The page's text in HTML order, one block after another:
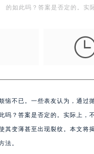
的如此吗？答案是否定的。实
恼不已。一些表友认为，通过
吗？答案是否定的。实际上，
其变薄甚至出现裂纹。本文将
法。